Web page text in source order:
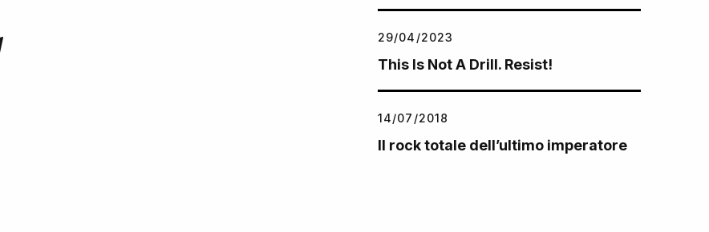
29/04/2023
This Is Not A Drill. Resist!
14/07/2018
Il rock totale dell’ultimo imperatore